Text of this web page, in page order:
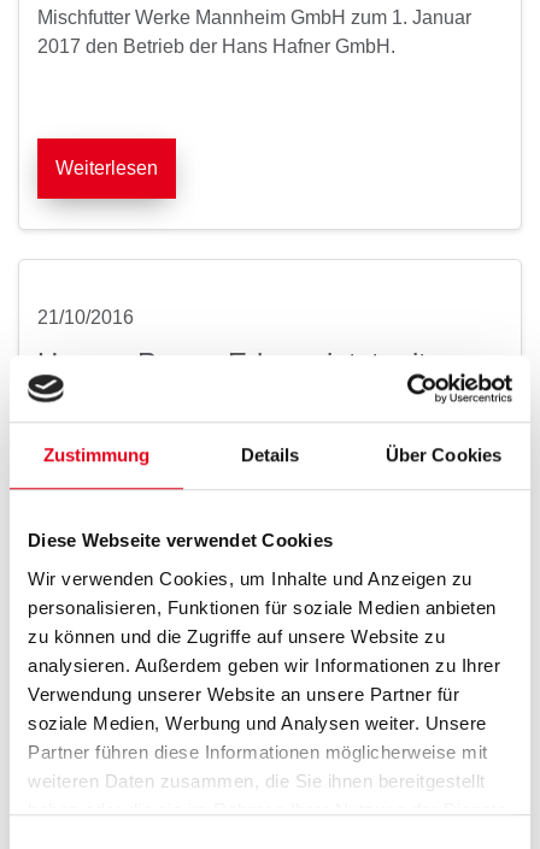
Zustimmung Details Über Cookies
Diese Webseite verwendet Cookies
Wir verwenden Cookies, um Inhalte und Anzeigen zu
personalisieren, Funktionen für soziale Medien anbieten
zu können und die Zugriffe auf unsere Website zu
analysieren. Außerdem geben wir Informationen zu Ihrer
Verwendung unserer Website an unsere Partner für
soziale Medien, Werbung und Analysen weiter. Unsere
Partner führen diese Informationen möglicherweise mit
weiteren Daten zusammen, die Sie ihnen bereitgestellt
haben oder die sie im Rahmen Ihrer Nutzung der Dienste
Mischfutter Werke Mannheim GmbH zum 1. Januar
2017 den Betrieb der Hans Hafner GmbH.
Weiterlesen
21/10/2016
Unsere Power-Erbsen jetzt mit
Kurkuma und Rote Bete
Die hydrothermisch aufgeschlossene Erbse liefert
langanhaltende Energie und ist deutlich besser
Weiterlesen
Mifuma erhält das zusätzliche